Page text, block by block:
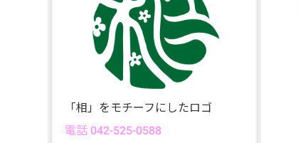
「相」をモチーフにしたロゴ
電話 042-525-0588